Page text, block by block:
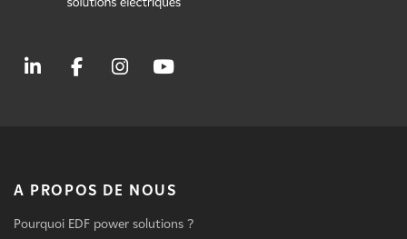
A PROPOS DE NOUS
Pourquoi EDF power solutions ?